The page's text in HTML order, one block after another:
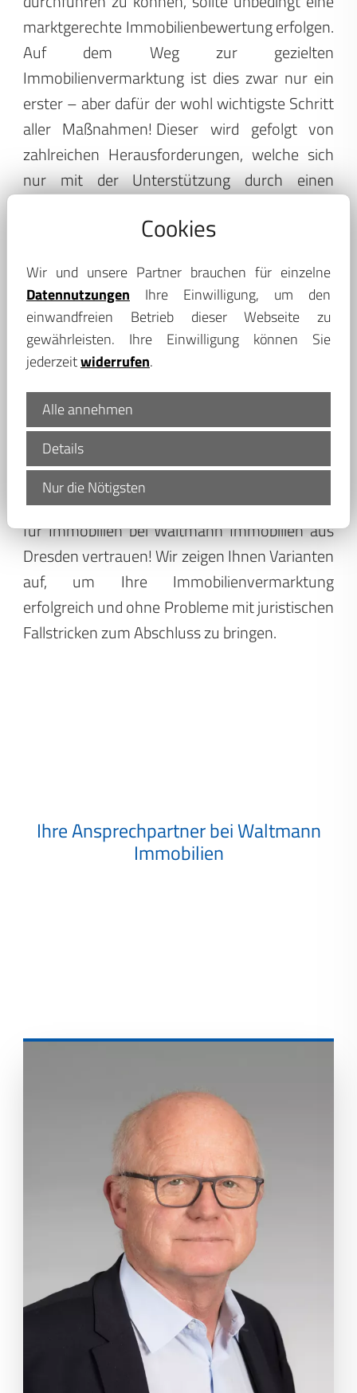
marktgerechte Immobilienbewertung erfolgen.
Auf dem Weg zur gezielten
Immobilienvermarktung ist dies zwar nur ein
erster – aber dafür der wohl wichtigste Schritt
aller Maßnahmen! Dieser wird gefolgt von
zahlreichen Herausforderungen, welche sich
nur mit der Unterstützung durch einen
Immobilienmakler im Raum Kreischa schaffen
Beschaffung wichtiger Dokumente für die
notarielle Übergabe der Immobilie an den
neuen Eigentümer oder die Beschaffung
wichtiger Dokumente für die notarielle
Eigentümer und viele herausfordernde
Aufgaben mehr.
Bevor Sie alles unter Wert zu verkaufen,
sollten Sie auf die Kompetenz unserer Makler
für Immobilien bei Waltmann Immobilien aus
Dresden vertrauen! Wir zeigen Ihnen Varianten
auf, um Ihre Immobilienvermarktung
erfolgreich und ohne Probleme mit juristischen
Fallstricken zum Abschluss zu bringen.
Ihre Ansprechpartner bei Waltmann
Immobilien
Cookies
Wir und unsere Partner brauchen für einzelne
Datennutzungen Ihre Einwilligung, um den
einwandfreien Betrieb dieser Webseite zu
gewährleisten. Ihre Einwilligung können Sie
jederzeitwiderrufen.
Alle annehmen
Details
Nur die Nötigsten